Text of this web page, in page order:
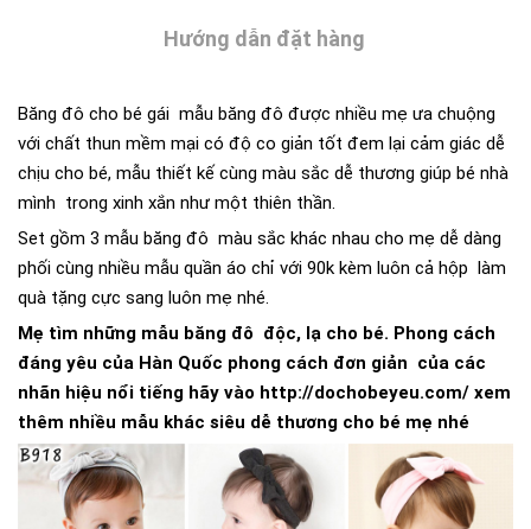
Hướng dẫn đặt hàng
Băng đô cho bé gái mẫu băng đô được nhiều mẹ ưa chuộng
với chất thun mềm mại có độ co giản tốt đem lại cảm giác dễ
chịu cho bé, mẫu thiết kế cùng màu sắc dễ thương giúp bé nhà
mình trong xinh xắn như một thiên thần.
Set gồm 3 mẫu băng đô màu sắc khác nhau cho mẹ dễ dàng
phối cùng nhiều mẫu quần áo chỉ với 90k kèm luôn cả hộp làm
quà tặng cực sang luôn mẹ nhé.
Mẹ tìm những mẫu băng đô độc, lạ cho bé. Phong cách
đáng yêu của Hàn Quốc phong cách đơn giản của các
nhãn hiệu nổi tiếng hãy vào http://dochobeyeu.com/ xem
thêm nhiều mẫu khác siêu dễ thương cho bé mẹ nhé